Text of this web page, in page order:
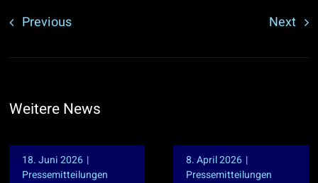
Previous Next
Weitere News
18. Juni 2026 |
Pressemitteilungen
8. April 2026 |
Pressemitteilungen